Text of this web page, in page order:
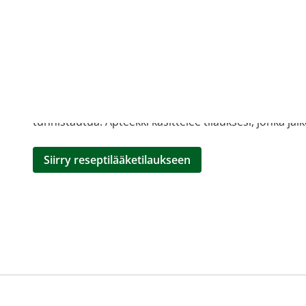
tunnistautua. Apteekki käsittelee tilauksesi, jonka
Siirry reseptilääketilaukseen